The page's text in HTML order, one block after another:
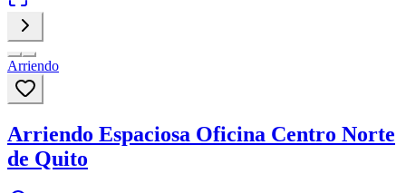
Arriendo
Arriendo Espaciosa Oficina Centro Norte
de Quito